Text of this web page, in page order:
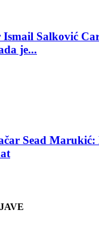
Salković
je...
Sead Marukić: